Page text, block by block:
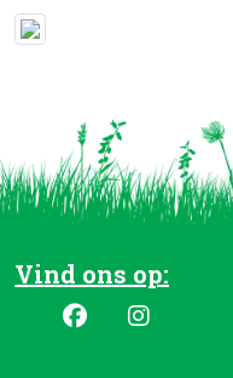
Vind ons op: